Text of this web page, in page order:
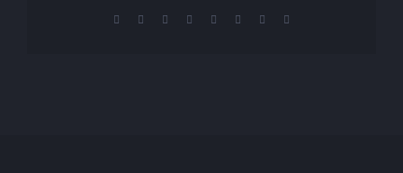
Facebook Reddit LinkedInTumblr Pinterest